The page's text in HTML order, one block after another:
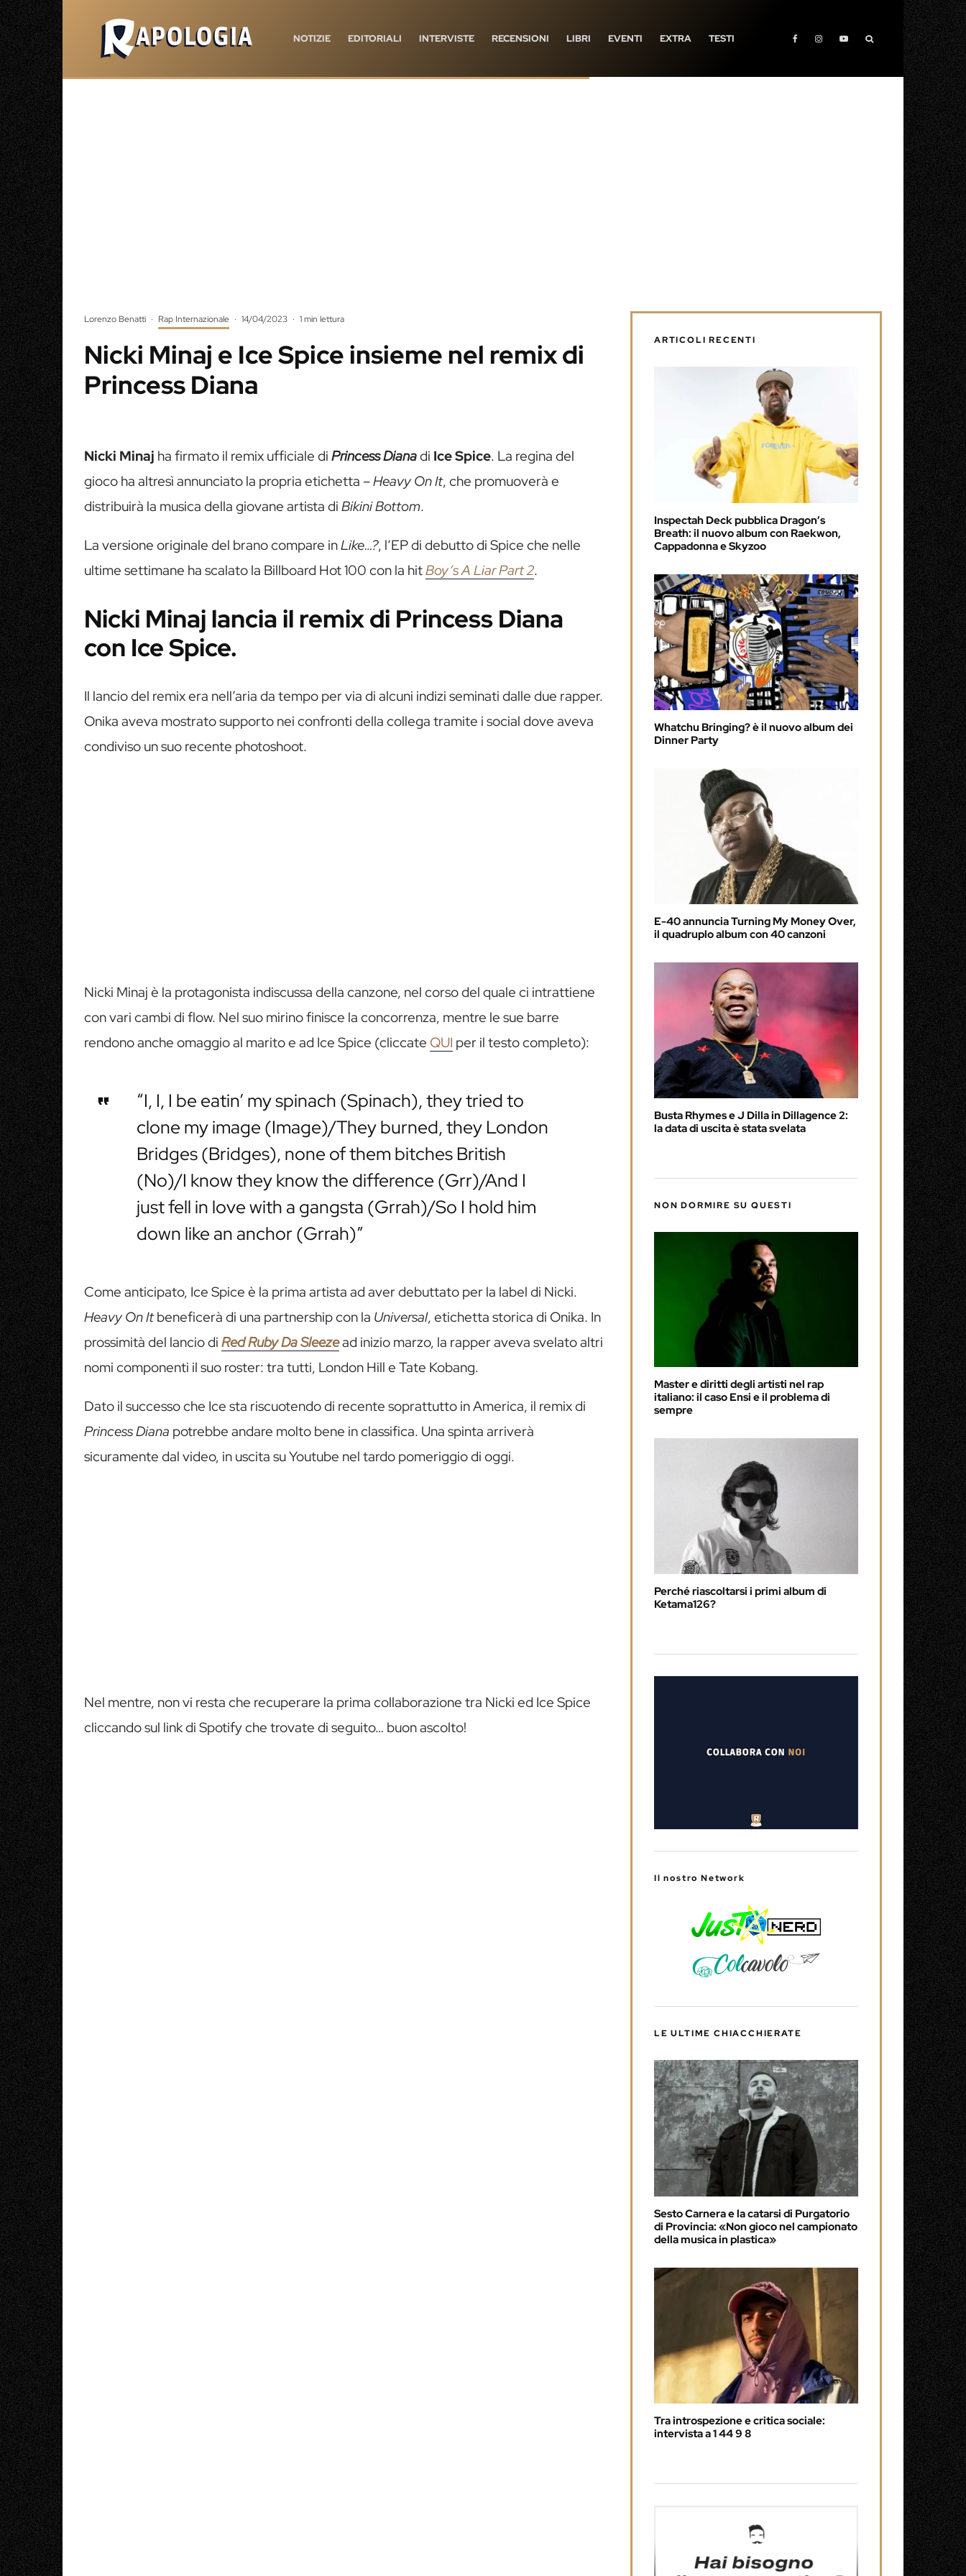
NOTIZIE EDITORIALI INTERVISTE RECENSIONI LIBRI EVENTI EXTRA TESTI
Lorenzo Benatti · Rap Internazionale · 14/04/2023 · 1 min lettura
Nicki Minaj e Ice Spice insieme nel remix di
Princess Diana
Nicki Minaj ha firmato il remix ufficiale di Princess Dianadi Ice Spice. La regina del
gioco ha altresì annunciato la propria etichetta –Heavy On It, che promuoverà e
distribuirà la musica della giovane artista di Bikini Bottom.
La versione originale del brano compare inLike…?, l’EP di debutto di Spice che nelle
ultime settimane ha scalato la Billboard Hot 100 con la hitBoy’s A Liar Part 2.
Nicki Minaj lancia il remix di Princess Diana
con Ice Spice.
Il lancio del remix era nell’aria da tempo per via di alcuni indizi seminati dalle due rapper.
Onika aveva mostrato supporto nei confronti della collega tramite i social dove aveva
condiviso un suo recente photoshoot.
Nicki Minaj è la protagonista indiscussa della canzone, nel corso del quale ci intrattiene
con vari cambi di flow. Nel suo mirino finisce la concorrenza, mentre le sue barre
rendono anche omaggio al marito e ad Ice Spice (cliccate QUI per il testo completo):
“I, I, I be eatin’ my spinach (Spinach), they tried to
clone my image (Image)/They burned, they London
Bridges (Bridges), none of them bitches British
(No)/I know they know the difference (Grr)/And I
just fell in love with a gangsta (Grrah)/So I hold him
down like an anchor (Grrah)”
Come anticipato, Ice Spice è la prima artista ad aver debuttato per la label di Nicki.
Heavy On Itbeneficerà di una partnership con la Universal, etichetta storica di Onika. In
prossimità del lancio di Red Ruby Da Sleezead inizio marzo, la rapper aveva svelato altri
nomi componenti il suo roster: tra tutti, London Hill e Tate Kobang.
Dato il successo che Ice sta riscuotendo di recente soprattutto in America, il remix di
Princess Diana potrebbe andare molto bene in classifica. Una spinta arriverà
sicuramente dal video, in uscita su Youtube nel tardo pomeriggio di oggi.
Nel mentre, non vi resta che recuperare la prima collaborazione tra Nicki ed Ice Spice
cliccando sul link di Spotify che trovate di seguito… buon ascolto!
ARTICOLI RECENTI
Inspectah Deck pubblica Dragon’s
Breath: il nuovo album con Raekwon,
Cappadonna e Skyzoo
Whatchu Bringing? è il nuovo album dei
Dinner Party
E-40 annuncia Turning My Money Over,
il quadruplo album con 40 canzoni
Busta Rhymes e J Dilla in Dillagence 2:
la data di uscita è stata svelata
NON DORMIRE SU QUESTI
Master e diritti degli artisti nel rap
italiano: il caso Ensi e il problema di
sempre
Perché riascoltarsi i primi album di
Ketama126?
Il nostro Network
LE ULTIME CHIACCHIERATE
Sesto Carnera e la catarsi di Purgatorio
di Provincia: «Non gioco nel campionato
della musica in plastica»
Tra introspezione e critica sociale:
intervista a 1 44 9 8